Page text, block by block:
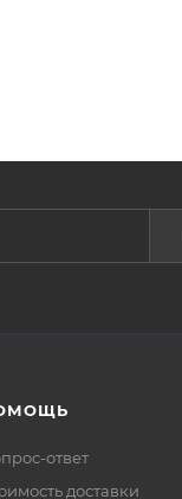
ответ
доставки